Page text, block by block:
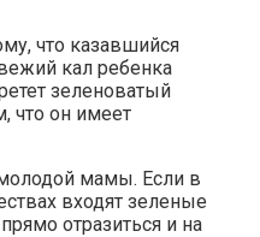
что казавшийся
кал ребенка
зеленоватый
что он имеет
мамы. Если в
входят зеленые
отразиться и на